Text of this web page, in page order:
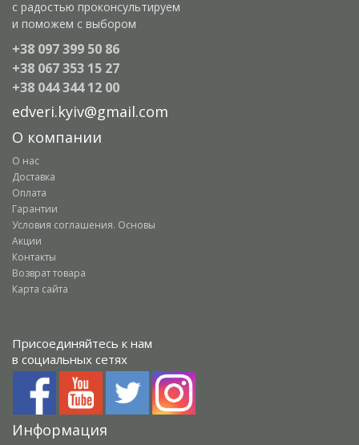
с радостью проконсультируем
и поможем с выбором
+38 097 399 50 86
+38 067 353 15 27
+38 044 344 12 00
edveri.kyiv@gmail.com
О компании
О нас
Доставка
Оплата
Гарантии
Условия соглашения. Основы
Акции
Контакты
Возврат товара
Карта сайта
Присоединяйтесь к нам
в социальных сетях
Информация